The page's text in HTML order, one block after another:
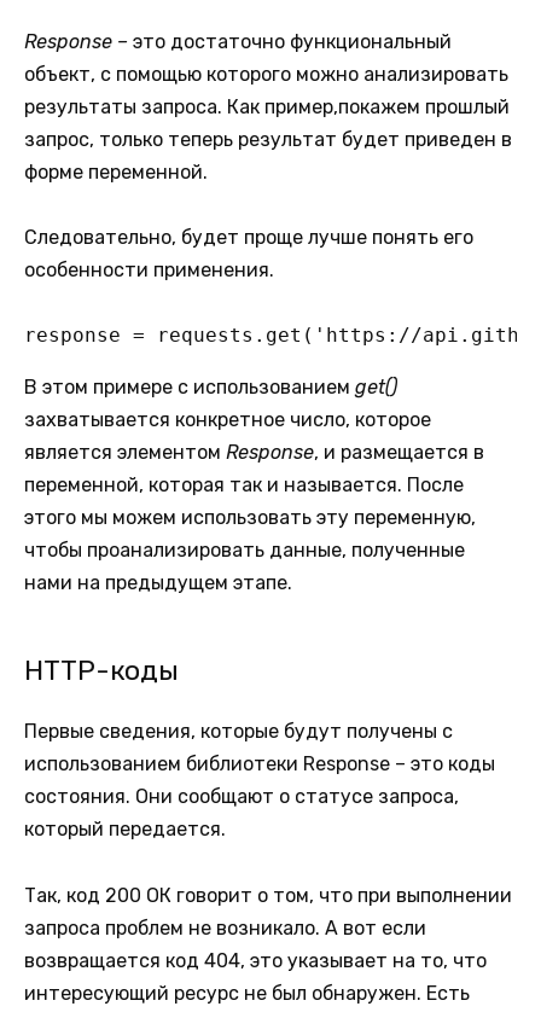
Response – это достаточно функциональный
объект, с помощью которого можно анализировать
результаты запроса. Как пример,покажем прошлый
запрос, только теперь результат будет приведен в
форме переменной.
Следовательно, будет проще лучше понять его
особенности применения.
response = requests.get('https://
В этом примере с использованием get()
захватывается конкретное число, которое
является элементом Response, и размещается в
переменной, которая так и называется. После
этого мы можем использовать эту переменную,
чтобы проанализировать данные, полученные
нами на предыдущем этапе.
HTTP-коды
Первые сведения, которые будут получены с
использованием библиотеки Response – это коды
состояния. Они сообщают о статусе запроса,
который передается.
Так, код 200 ОК говорит о том, что при выполнении
запроса проблем не возникало. А вот если
возвращается код 404, это указывает на то, что
интересующий ресурс не был обнаружен. Есть